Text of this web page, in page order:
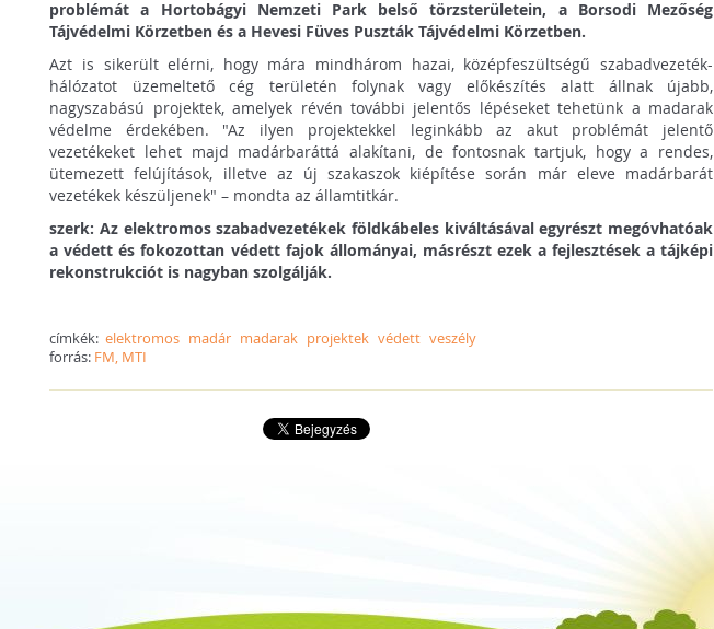
problémát a Hortobágyi Nemzeti Park belső törzsterületein, a Borsodi Mezőség
Tájvédelmi Körzetben és a Hevesi Füves Puszták Tájvédelmi Körzetben.
Azt is sikerült elérni, hogy mára mindhárom hazai, középfeszültségű szabadvezeték-
hálózatot üzemeltető cég területén folynak vagy előkészítés alatt állnak újabb,
nagyszabású projektek, amelyek révén további jelentős lépéseket tehetünk a madarak
védelme érdekében. "Az ilyen projektekkel leginkább az akut problémát jelentő
vezetékeket lehet majd madárbaráttá alakítani, de fontosnak tartjuk, hogy a rendes,
ütemezett felújítások, illetve az új szakaszok kiépítése során már eleve madárbarát
vezetékek készüljenek" – mondta az államtitkár.
szerk: Az elektromos szabadvezetékek földkábeles kiváltásával egyrészt megóvhatóak
a védett és fokozottan védett fajok állományai, másrészt ezek a fejlesztések a tájképi
rekonstrukciót is nagyban szolgálják.
címkék:elektromos madár madarak projektek védett veszély
forrás: FM, MTI